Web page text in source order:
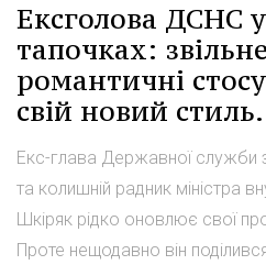
Ексголова ДСНС
тапочках:
романтичні
свій новий
Екс-глава Державної служби
та колишній радник міністра
Шкіряк рідко оновлює свої
Проте нещодавно він